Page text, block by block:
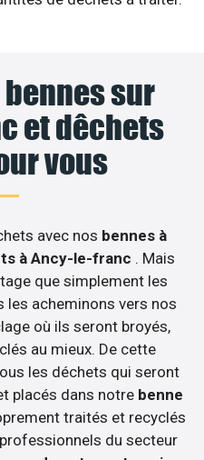
sur
et dêchets
vous
avec nos bennes à
à Ancy-le-franc . Mais
que simplement les
les acheminons vers nos
où ils seront broyés,
au mieux. De cette
les déchets qui seront
placés dans notre benne
traités et recyclés
du secteur